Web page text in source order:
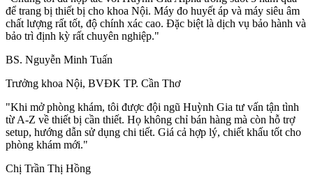
để trang bị thiết bị cho khoa Nội. Máy đo huyết áp và máy siêu âm
chất lượng rất tốt, độ chính xác cao. Đặc biệt là dịch vụ bảo hành và
bảo trì định kỳ rất chuyên nghiệp."
BS. Nguyễn Minh Tuấn
Trưởng khoa Nội, BVĐK TP. Cần Thơ
"Khi mở phòng khám, tôi được đội ngũ Huỳnh Gia tư vấn tận tình
từ A-Z về thiết bị cần thiết. Họ không chỉ bán hàng mà còn hỗ trợ
setup, hướng dẫn sử dụng chi tiết. Giá cả hợp lý, chiết khấu tốt cho
phòng khám mới."
Chị Trần Thị Hồng